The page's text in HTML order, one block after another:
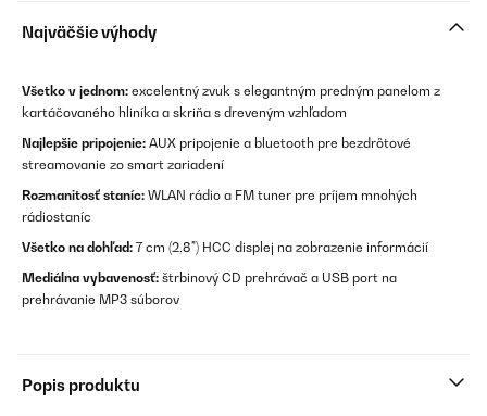
Najväčšie výhody
Všetko v jednom: excelentný zvuk s elegantným predným panelom z
kartáčovaného hliníka a skriňa s dreveným vzhľadom
Najlepšie pripojenie: AUX pripojenie a bluetooth pre bezdrôtové
streamovanie zo smart zariadení
Rozmanitosť staníc: WLAN rádio a FM tuner pre príjem mnohých
rádiostaníc
Všetko na dohľad: 7 cm (2,8") HCC displej na zobrazenie informácií
Mediálna vybavenosť: štrbinový CD prehrávač a USB port na
prehrávanie MP3 súborov
Popis produktu